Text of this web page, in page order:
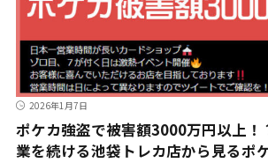
2026年1月7日
ポケカ強盗で被害額3000万円以上！
業を続ける池袋トレカ店から見るポ